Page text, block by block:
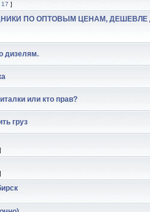
17 ]
ПО ОПТОВЫМ ЦЕНАМ, ДЕШЕВЛЕ
дизелям.
или кто прав?
груз
]
]